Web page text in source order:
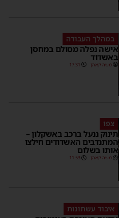
במהלך העבודה
אישה נפלה מסולם במחסן
באשדוד
משה קאהן 17:31
צפו
תינוק ננעל ברכב באשקלון –
המתנדבים האשדודים חילצו
אותו בשלום
משה קאהן 11:53
איבוד עשתונות